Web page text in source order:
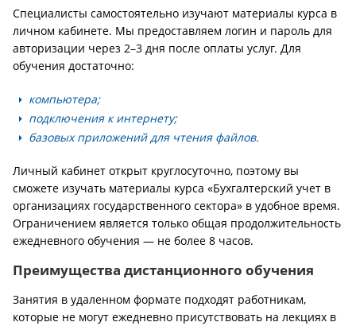
Специалисты самостоятельно изучают материалы курса в
личном кабинете. Мы предоставляем логин и пароль для
авторизации через 2–3 дня после оплаты услуг. Для
обучения достаточно:
компьютера;
подключения к интернету;
базовых приложений для чтения файлов.
Личный кабинет открыт круглосуточно, поэтому вы
сможете изучать материалы курса «Бухгалтерский учет в
организациях государственного сектора» в удобное время.
Ограничением является только общая продолжительность
ежедневного обучения — не более 8 часов.
Преимущества дистанционного обучения
Занятия в удаленном формате подходят работникам,
которые не могут ежедневно присутствовать на лекциях в